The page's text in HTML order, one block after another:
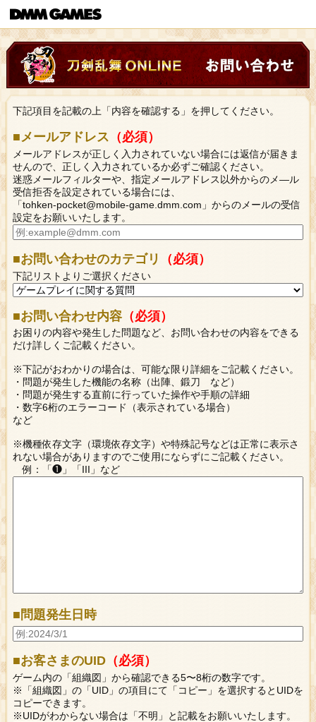
下記項目を記載の上「内容を確認する」を押してください。
■メールアドレス （必須）
メールアドレスが正しく入力されていない場合には返信が届きま
せんので、正しく入力されているか必ずご確認ください。
迷惑メールフィルターや、指定メールアドレス以外からのメ―ル
受信拒否を設定されている場合には、
「tohken-pocket@mobile-game.dmm.com」からのメールの受信
設定をお願いいたします。
■お問い合わせのカテゴリ （必須）
下記リストよりご選択ください
■お問い合わせ内容（必須）
お困りの内容や発生した問題など、お問い合わせの内容をできる
だけ詳しくご記載ください。
※下記がおわかりの場合は、可能な限り詳細をご記載ください。
・問題が発生した機能の名称（出陣、鍛刀 など）
・問題が発生する直前に行っていた操作や手順の詳細
・数字6桁のエラーコード（表示されている場合）
など
※機種依存文字（環境依存文字）や特殊記号などは正常に表示さ
れない場合がありますのでご使用にならずにご記載ください。
例：「❶」「III」など
■問題発生日時
■お客さまのUID（必須）
ゲーム内の「組織図」から確認できる5〜8桁の数字です。
※「組織図」の「UID」の項目にて「コピー」を選択するとUIDを
コピーできます。
※UIDがわからない場合は「不明」と記載をお願いいたします。